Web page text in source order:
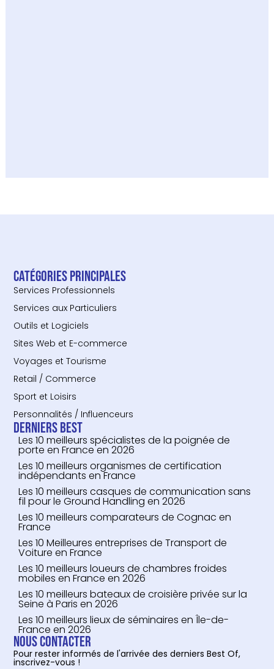
Catégories principales
Services Professionnels
Services aux Particuliers
Outils et Logiciels
Sites Web et E-commerce
Voyages et Tourisme
Retail / Commerce
Sport et Loisirs
Personnalités / Influenceurs
Derniers Best
Les 10 meilleurs spécialistes de la poignée de
porte en France en 2026
Les 10 meilleurs organismes de certification
indépendants en France
Les 10 meilleurs casques de communication sans
fil pour le Ground Handling en 2026
Les 10 meilleurs comparateurs de Cognac en
France
Les 10 Meilleures entreprises de Transport de
Voiture en France
Les 10 meilleurs loueurs de chambres froides
mobiles en France en 2026
Les 10 meilleurs bateaux de croisière privée sur la
Seine à Paris en 2026
Les 10 meilleurs lieux de séminaires en Île-de-
France en 2026
Nous contacter
Pour rester informés de l'arrivée des derniers Best Of,
inscrivez-vous !